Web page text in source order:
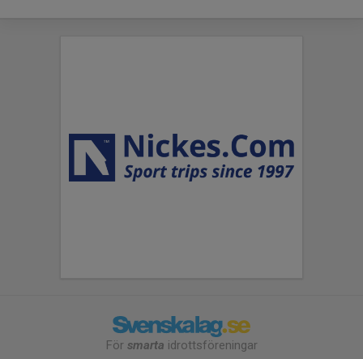
För smarta idrottsföreningar